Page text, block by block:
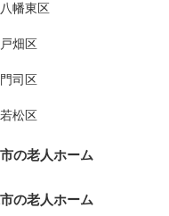
八幡東区
戸畑区
門司区
若松区
の老人ホーム
の老人ホーム